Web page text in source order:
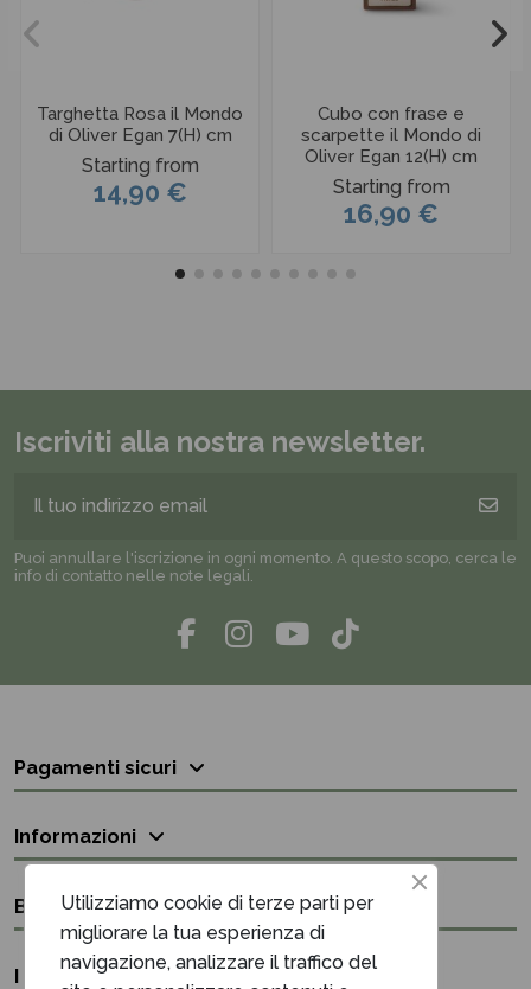
Targhetta Rosa il Mondo
di Oliver Egan 7(H) cm
Starting from
14,90 €
Cubo con frase e
scarpette il Mondo di
Oliver Egan 12(H) cm
Starting from
16,90 €
Iscriviti alla nostra newsletter.
Puoi annullare l'iscrizione in ogni momento. A questo scopo, cerca le
info di contatto nelle note legali.
Pagamenti sicuri
Informazioni
Bisogno di aiuto?
I nostri contatti
Utilizziamo cookie di terze parti per
migliorare la tua esperienza di
navigazione, analizzare il traffico del